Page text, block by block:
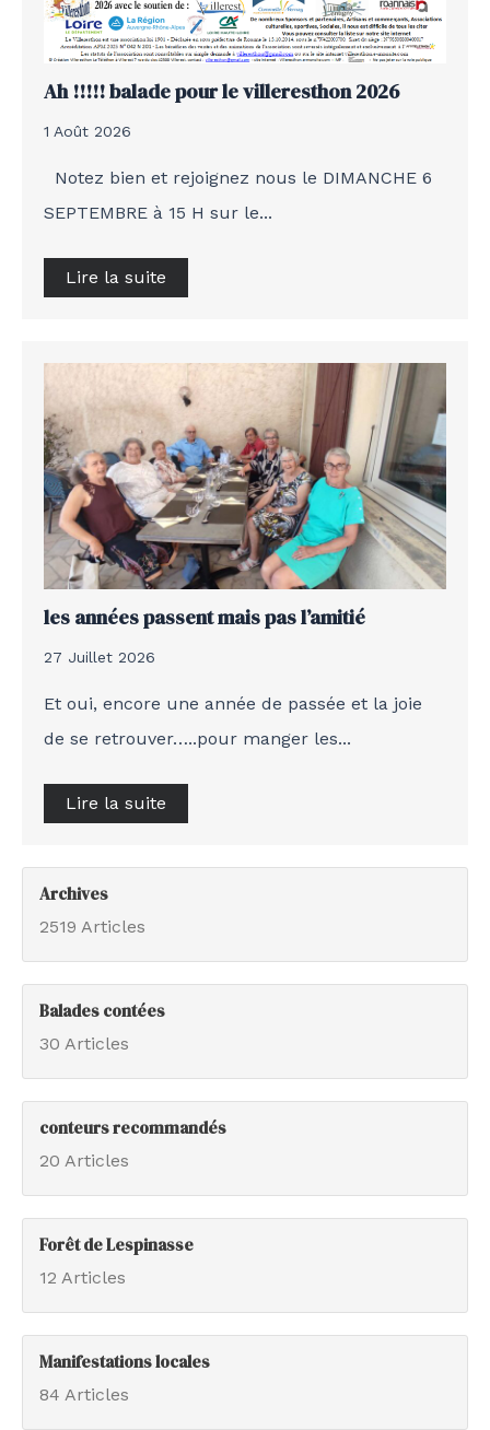
Ah !!!!! balade pour le villeresthon 2026
1 Août 2026
Notez bien et rejoignez nous le DIMANCHE 6
SEPTEMBRE à 15 H sur le...
Lire la suite
les années passent mais pas l’amitié
27 Juillet 2026
Et oui, encore une année de passée et la joie
de se retrouver…..pour manger les...
Lire la suite
Archives
2519 Articles
Balades contées
30 Articles
conteurs recommandés
20 Articles
Forêt de Lespinasse
12 Articles
Manifestations locales
84 Articles